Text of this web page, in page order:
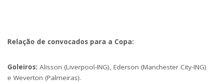
Relação de convocados para a Copa:
Goleiros: Alisson (Liverpool-ING), Ederson (Manchester City-ING)
e Weverton (Palmeiras).